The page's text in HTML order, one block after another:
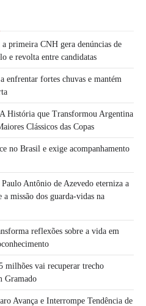
primeira CNH gera denúncias de
e revolta entre candidatas
enfrentar fortes chuvas e mantém
História que Transformou Argentina
Clássicos das Copas
no Brasil e exige acompanhamento
Antônio de Azevedo eterniza a
a missão dos guarda-vidas na
reflexões sobre a vida em
milhões vai recuperar trecho
Gramado
Avança e Interrompe Tendência de